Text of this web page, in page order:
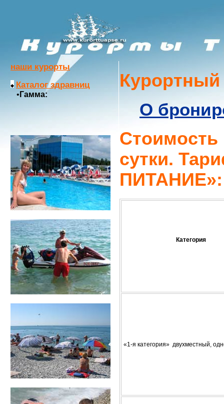
наши курорты
Каталог здравниц
• Гамма:
Курортный
О
Стоимость
сутки.
ПИТАНИЕ»:
Категория
«1-я категория» двухместный,